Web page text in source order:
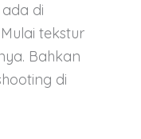
di
tekstur
Bahkan
di